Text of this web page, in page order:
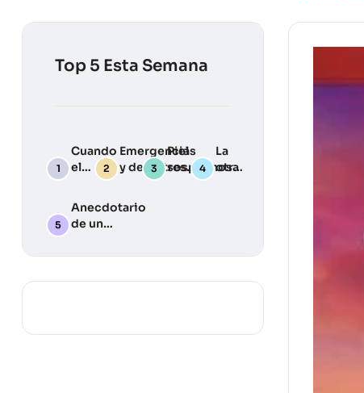
Top 5 Esta Semana
Cuando
el
Deber
Llama
Emergencias
y desastres:
Una guía
práctica
para
Piel
sospechosa
La
otra
Anecdotario
de un
silvestre … y